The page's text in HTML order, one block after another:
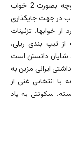
این ملک با چشم اندازی از فضای شهری و کوچه بصورت 2 خواب
در جهت جایگذاری
خواب. تعبیه 1 بالکن در 1 مورد از خوابها، تزئینات
تیپ بندی ریلی،
شایان دانستن است
ایرانی مزین به
انتخابی غنی از
سکونتی به یاد